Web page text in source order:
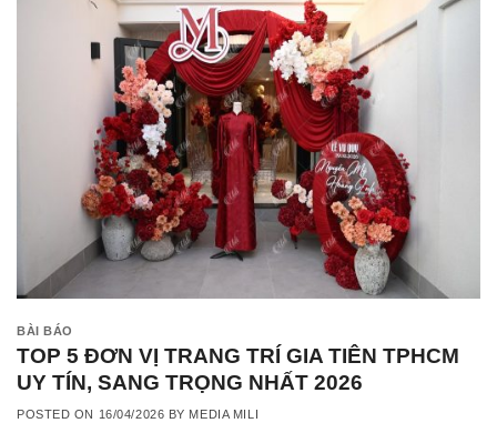
BÀI BÁO
TOP 5 ĐƠN VỊ TRANG TRÍ GIA TIÊN TPHCM
UY TÍN, SANG TRỌNG NHẤT 2026
POSTED ON 16/04/2026 BY MEDIA MILI